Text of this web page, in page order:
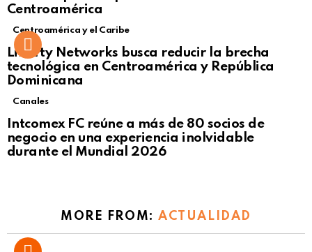
Centroamérica
Centroamérica y el Caribe
Liberty Networks busca reducir la brecha
tecnológica en Centroamérica y República
Dominicana
Canales
Intcomex FC reúne a más de 80 socios de
negocio en una experiencia inolvidable
durante el Mundial 2026
MORE FROM:ACTUALIDAD